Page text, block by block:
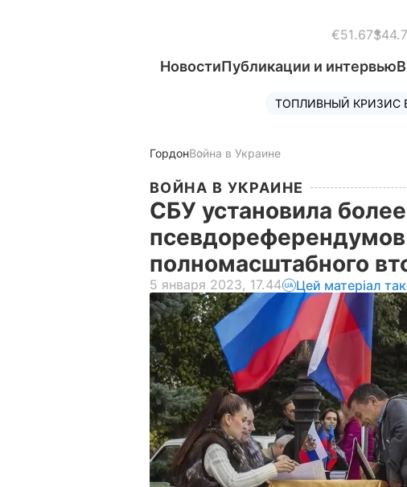
€51.67
НовостиПубликации и интервью
ТОПЛИВНЫЙ КРИЗИС
ГордонВойна в Украине
ВОЙНА В УКРАИНЕ
СБУ установила
полномасштабного
5 января 2023, 17.44 Цей матеріал